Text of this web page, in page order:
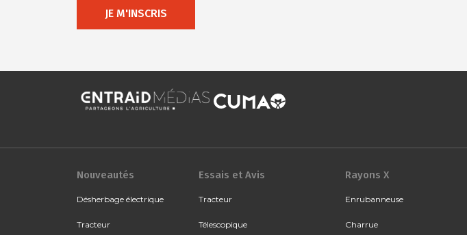
JE M'INSCRIS
Nouveautés
Désherbage électrique
Tracteur
Essais et Avis
Tracteur
Télescopique
Rayons X
Enrubanneuse
Charrue